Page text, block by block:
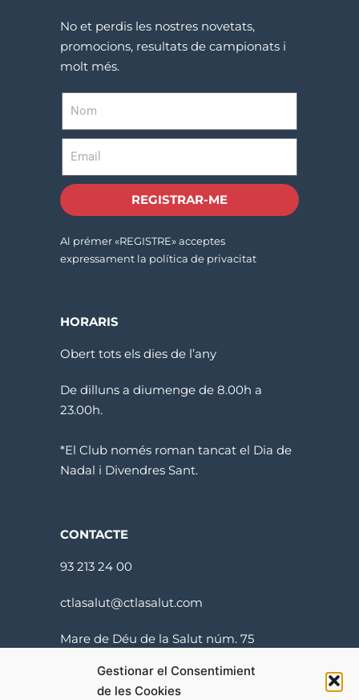
Gestionar el Consentimient
de les Cookies
No et perdis les nostres novetats,
promocions, resultats de campionats i
molt més.
REGISTRAR-ME
Al prémer «REGISTRE» acceptes
expressament la política de privacitat
HORARIS
Obert tots els dies de l’any
De dilluns a diumenge de 8.00h a
23.00h.
*El Club només roman tancat el Dia de
Nadal i Divendres Sant.
CONTACTE
93 213 24 00
ctlasalut@ctlasalut.com
Mare de Déu de la Salut núm. 75